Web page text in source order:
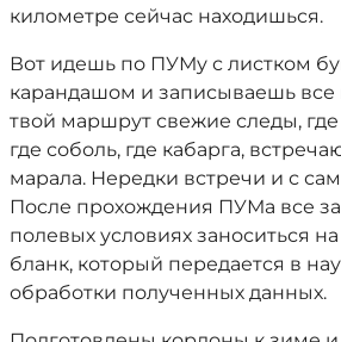
километре сейчас находишься.
Вот идешь по ПУМу с листком
карандашом и записываешь
твой маршрут свежие следы,
где соболь, где кабарга,
марала. Нередки встречи и с
После прохождения ПУМа все
полевых условиях заноситься
бланк, который передается в
обработки полученных данных.